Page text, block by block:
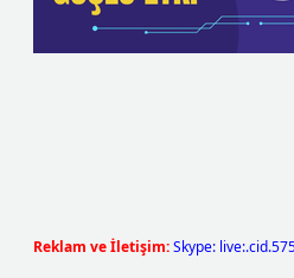
Reklam ve İletişim:Skype: